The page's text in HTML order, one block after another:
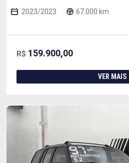
2023/2023 67.000 km
R$ 159.900,00
VER MAIS